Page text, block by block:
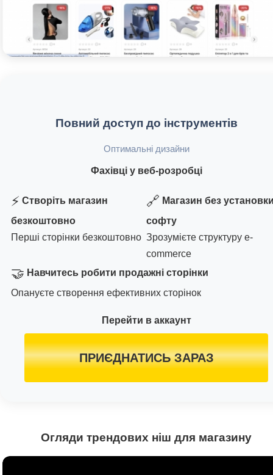
Повний доступ до інструментів
Оптимальні дизайни
Фахівці у веб-розробці
⚡ Створіть магазин
безкоштовно
Перші сторінки безкоштовно
🔗 Магазин без
софту
Зрозумієте структуру e-
commerce
🤝 Навчитесь робити продажні сторінки
Опануєте створення ефективних сторінок
Перейти в аккаунт
ПРИЄДНАТИСЬ ЗАРАЗ
Огляди трендових ніш для магазину